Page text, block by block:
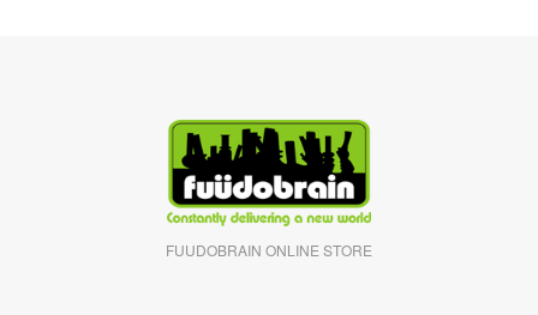
FUUDOBRAIN ONLINE STORE